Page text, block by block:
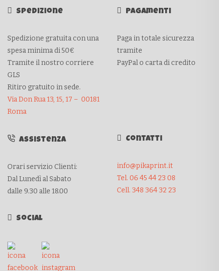
Spedizione
Spedizione gratuita con una
spesa minima di 50€
Tramite il nostro corriere
GLS
Ritiro gratuito in sede.
Via Don Rua 13, 15, 17 – 00181
Roma
Pagamenti
Paga in totale sicurezza
tramite
PayPal o carta di credito
Assistenza
Orari servizio Clienti:
Dal Lunedì al Sabato
dalle 9.30 alle 18.00
Contatti
info@pikaprint.it
Tel. 06 45 44 23 08
Cell. 348 364 32 23
Social